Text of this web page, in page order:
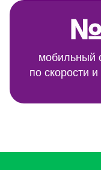
мобильный
по скорости